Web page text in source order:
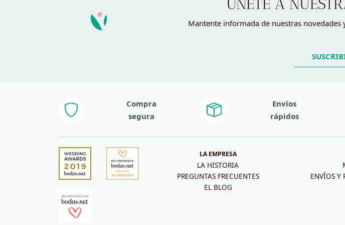
ÚNETE A
Mantente informada de nuestras
Compra
segura
Envíos
rápidos
LA EMPRESA
LA HISTORIA
PREGUNTAS FRECUENTES
EL BLOG
ENVÍOS Y